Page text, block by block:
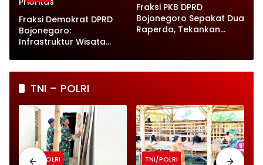
Fraksi Demokrat DPRD
Bojonegoro:
Infrastruktur Wisata
Prioritas
Fraksi PKB DPRD
Bojonegoro Sepakat Dua
Raperda, Tekankan
TNI – POLRI
TNI/POLRI TNI/POLRI